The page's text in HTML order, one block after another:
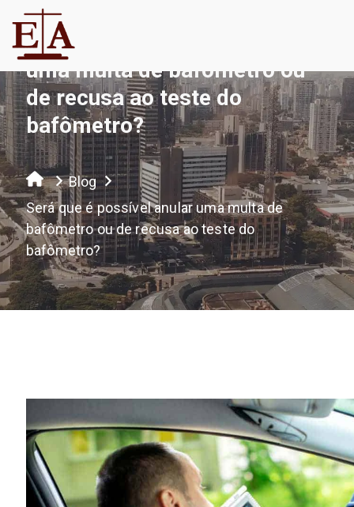
Será que é possível anular
uma multa de bafômetro ou
de recusa ao teste do
bafômetro?
Blog
Será que é possível anular uma multa de
bafômetro ou de recusa ao teste do
bafômetro?